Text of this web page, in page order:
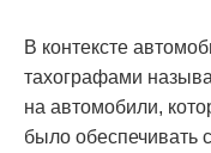
В контексте
тахографами
на автомобили,
было обеспечивать